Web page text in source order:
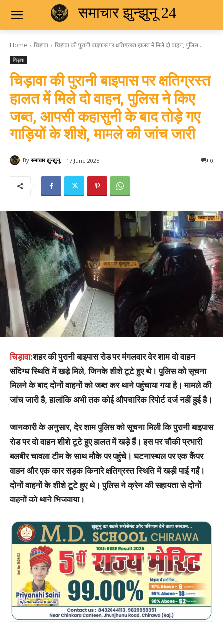
समाचार झुन्झुनू 24
Home चिड़ावा चिड़ावा की पुरानी बाइपास पर क्षतिग्रस्त हालत में मिले दो वाहन, पुलिस...
चिड़ावा
चिड़ावा की पुरानी बाइपास पर क्षतिग्रस्त
हालत में मिले दो वाहन, पुलिस ने किए
जब्त, आपसी कहासुनी के बाद तोड़े गए
गाड़ियों के शीशे, मामले की जांच जारी
By समाचार झुन्झुनू 17 June 2025 0
चिड़ावा:शहर की पुरानी बाइपास रोड पर मंगलवार देर शाम दो वाहन
संदिग्ध स्थिति में खड़े मिले, जिनके शीशे टूटे हुए थे। पुलिस को सूचना
मिलने के बाद दोनों वाहनों को जब्त कर थाने पहुंचाया गया है। मामले की
जांच जारी है, हालांकि अभी तक कोई औपचारिक रिपोर्ट दर्ज नहीं हुई है।
जानकारी के अनुसार, देर शाम पुलिस को सूचना मिली कि पुरानी बाइपास
रोड पर दो वाहन शीशे टूटे हुए हालत में खड़े हैं। इस पर चौकी प्रभारी
बलबीर चावला टीम के साथ मौके पर पहुंचे। घटनास्थल पर एक कैंपर
वाहन और एक कार सड़क किनारे क्षतिग्रस्त स्थिति में खड़ी पाई गईं।
दोनों वाहनों के शीशे टूटे हुए थे। पुलिस ने क्रेन की सहायता से दोनों
वाहनों को थाने भिजवाया।